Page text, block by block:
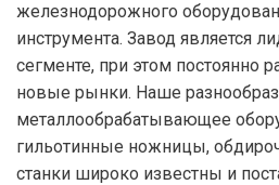
железнодорожного
инструмента. Завод является
сегменте, при этом постоянно
новые рынки. Наше
металлообрабатывающее
гильотинные ножницы,
станки широко известны и